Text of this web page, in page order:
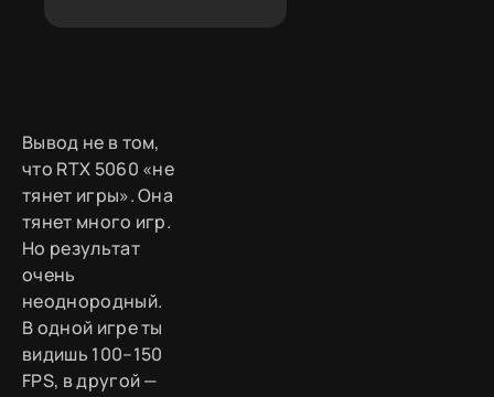
Вывод не в том,
что RTX 5060 «не
тянет игры». Она
тянет много игр.
Но результат
очень
неоднородный.
В одной игре ты
видишь 100–150
FPS, в другой —